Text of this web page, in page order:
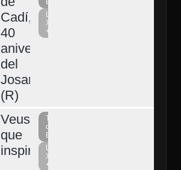
Cadí,
40
aniversari
del
Josart
(R)
Berguedà
La
Xarxa
+
Veus
que
inspiren
Televisió
del
Berguedà
La
Xarxa
+